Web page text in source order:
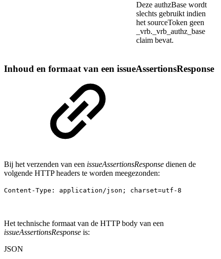
Deze authzBase wordt
slechts gebruikt indien
het sourceToken geen
_vrb._vrb_authz_base
claim bevat.
Inhoud en formaat van een issueAssertionsResponse
Bij het verzenden van een issueAssertionsResponse dienen de
volgende HTTP headers te worden meegezonden:
Content-Type: application/json; charset=utf-8
Het technische formaat van de HTTP body van een
issueAssertionsResponse is:
JSON